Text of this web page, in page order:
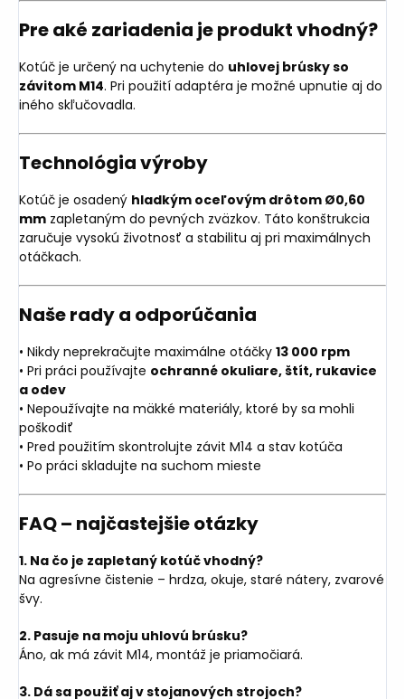
Pre aké zariadenia je produkt vhodný?
Kotúč je určený na uchytenie do uhlovej brúsky so
závitom M14. Pri použití adaptéra je možné upnutie aj do
iného skľučovadla.
Technológia výroby
Kotúč je osadený hladkým oceľovým drôtom Ø0,60
mm zapletaným do pevných zväzkov. Táto konštrukcia
zaručuje vysokú životnosť a stabilitu aj pri maximálnych
otáčkach.
Naše rady a odporúčania
• Nikdy neprekračujte maximálne otáčky 13 000 rpm
• Pri práci používajte ochranné okuliare, štít, rukavice
a odev
• Nepoužívajte na mäkké materiály, ktoré by sa mohli
poškodiť
• Pred použitím skontrolujte závit M14 a stav kotúča
• Po práci skladujte na suchom mieste
FAQ – najčastejšie otázky
1. Na čo je zapletaný kotúč vhodný?
Na agresívne čistenie – hrdza, okuje, staré nátery, zvarové
švy.
2. Pasuje na moju uhlovú brúsku?
Áno, ak má závit M14, montáž je priamočiará.
3. Dá sa použiť aj v stojanových strojoch?